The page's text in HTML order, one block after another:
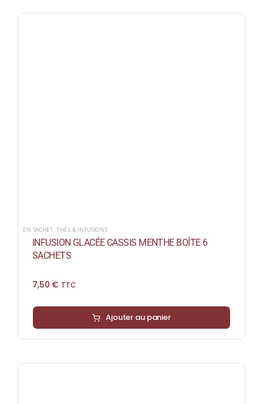
EN SACHET,THÉS & INFUSIONS
INFUSION GLACÉE CASSIS MENTHE BOÎTE 6
SACHETS
7,50 € TTC
Ajouter au panier